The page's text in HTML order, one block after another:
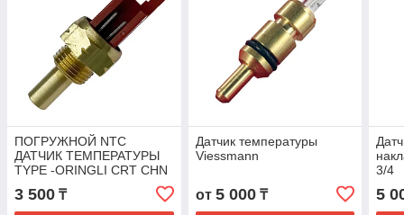
ПОГРУЖНОЙ NTC
ДАТЧИК ТЕМПЕРАТУРЫ
TYPE -ORINGLI CRT CHN
3 500 ₸
Датчик температуры
Viessmann
от 5 000₸
3/4
5